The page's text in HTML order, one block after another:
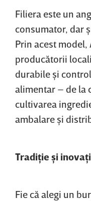
Filiera este un
consumator, dar
Prin acest model,
producătorii
durabile şi
alimentar – de la
cultivarea
ambalare şi
Tradiţie şi
Fie că alegi un